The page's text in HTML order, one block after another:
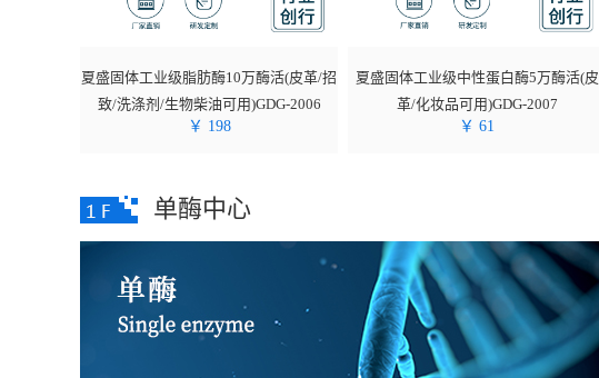
夏盛固体工业级脂肪酶10万酶活(皮革/招
致/洗涤剂/生物柴油可用)GDG-2006
￥ 198
夏盛固体工业级中性蛋白酶5万酶活(皮
革/化妆品可用)GDG-2007
￥ 61
单酶中心